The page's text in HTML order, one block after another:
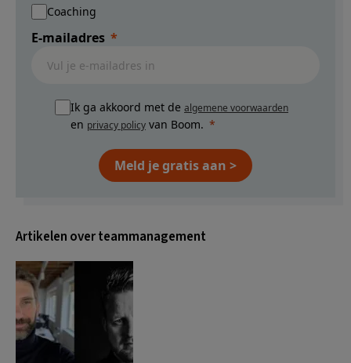
Coaching
E-mailadres
Ik ga akkoord met de algemene voorwaarden
en privacy policy van Boom.
Meld je gratis aan >
Artikelen over teammanagement